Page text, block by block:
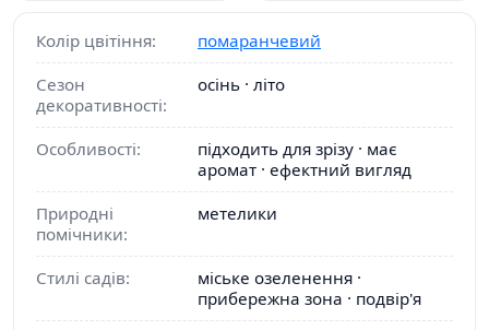
Колір цвітіння:
помаранчевий
Сезон
декоративності:
осінь · літо
Особливості:
підходить для зрізу · має
аромат · ефектний вигляд
Природні
помічники:
метелики
Стилі садів:
міське озеленення ·
прибережна зона · подвір'я